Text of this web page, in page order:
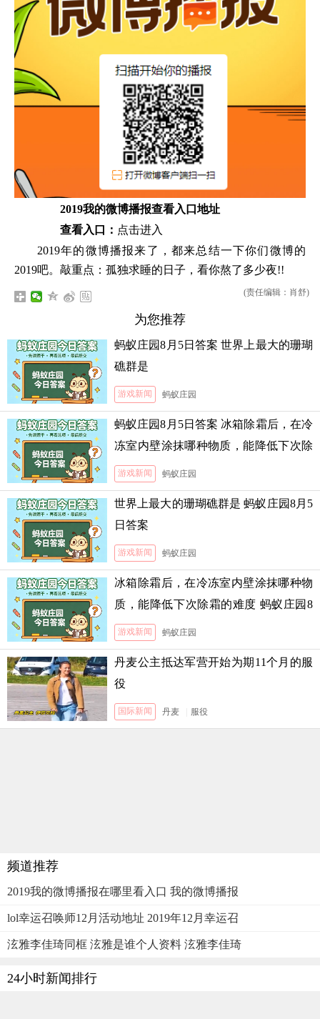
2019我的微博播报查看入口地址
查看入口： 点击进入
2019年的微博播报来了，都来总结一下你们微博的
2019吧。敲重点：孤独求睡的日子，看你熬了多少夜!!
(责任编辑：肖舒)
为您推荐
蚂蚁庄园8月5日答案 世界上最大的珊瑚
礁群是
游戏新闻 蚂蚁庄园
蚂蚁庄园8月5日答案 冰箱除霜后，在冷
冻室内壁涂抹哪种物质，能降低下次除
霜的难度
游戏新闻 蚂蚁庄园
世界上最大的珊瑚礁群是 蚂蚁庄园8月5
日答案
游戏新闻 蚂蚁庄园
冰箱除霜后，在冷冻室内壁涂抹哪种物
质，能降低下次除霜的难度 蚂蚁庄园8
月5日答案
游戏新闻 蚂蚁庄园
丹麦公主抵达军营开始为期11个月的服
役
国际新闻 丹麦 服役
频道推荐
2019我的微博播报在哪里看入口 我的微博播报
lol幸运召唤师12月活动地址 2019年12月幸运召
泫雅李佳琦同框 泫雅是谁个人资料 泫雅李佳琦
24小时新闻排行